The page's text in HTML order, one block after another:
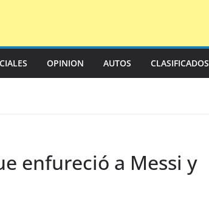
OPINION AUTOS CLASIFICADOS
enfureció a Messi y